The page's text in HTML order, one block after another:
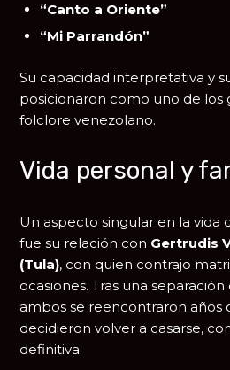
“Canto a Oriente”
“Mi Parrandón”
Su capacidad interpretativa y
posicionaron como uno de los
folclore venezolano.
Vida personal y
Un aspecto singular en la vida
fue su relación con Gertrudis
(Tula), con quien contrajo
ocasiones. Tras una
ambos se reencontraron años
decidieron volver a casarse,
definitiva.